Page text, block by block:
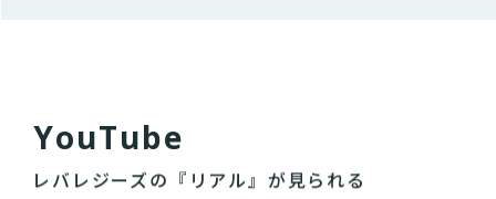
YouTube
レバレジーズの『リアル』が見られる